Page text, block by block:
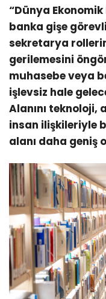
“Dünya
banka gişe
sekretarya
gerilemesini
muhasebe veya
işlevsiz hale
Alanını teknoloji,
insan ilişkileriyle
alanı daha geniş